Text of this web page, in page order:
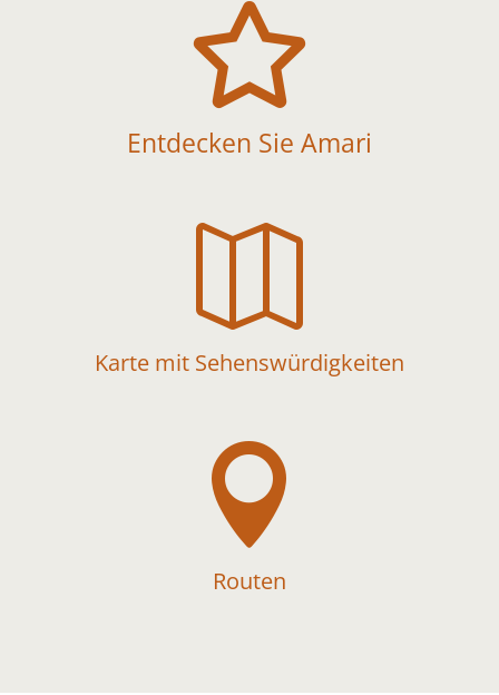

Entdecken Sie Amari

Karte mit Sehenswürdigkeiten

Routen